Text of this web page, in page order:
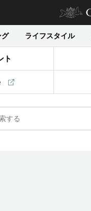
グ ライフスタイル
ト